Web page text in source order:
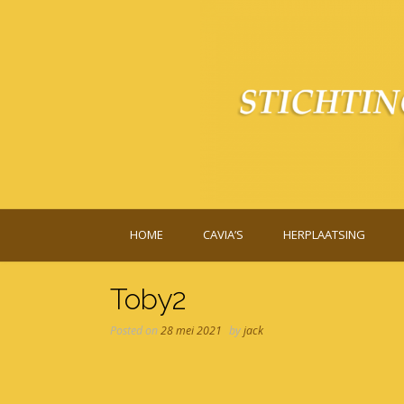
HOME CAVIA’S HERPLAATSING
Toby2
Posted on28 mei 2021 byjack